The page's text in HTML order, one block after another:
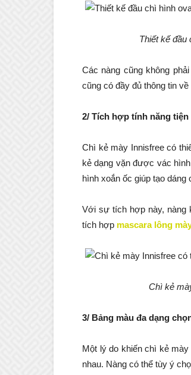
Thiết kế đầu
Các nàng cũng không
cũng có đầy đủ thông tin
2/ Tích hợp tính năng
Chì kẻ mày Innisfree có
kẻ dạng vặn được vác
hình xoắn ốc giúp tạo
Với sự tích hợp này, nàng
tích hợp mascara lông
Chì kẻ
3/ Bảng màu đa dạng
Một lý do khiến chì kẻ
nhau. Nàng có thể tùy ý